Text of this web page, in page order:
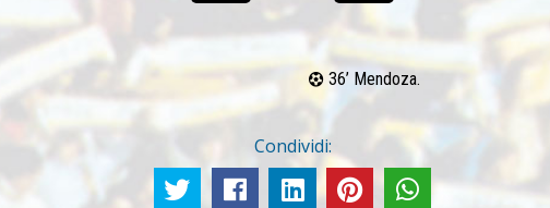
36’ Mendoza.
Condividi: